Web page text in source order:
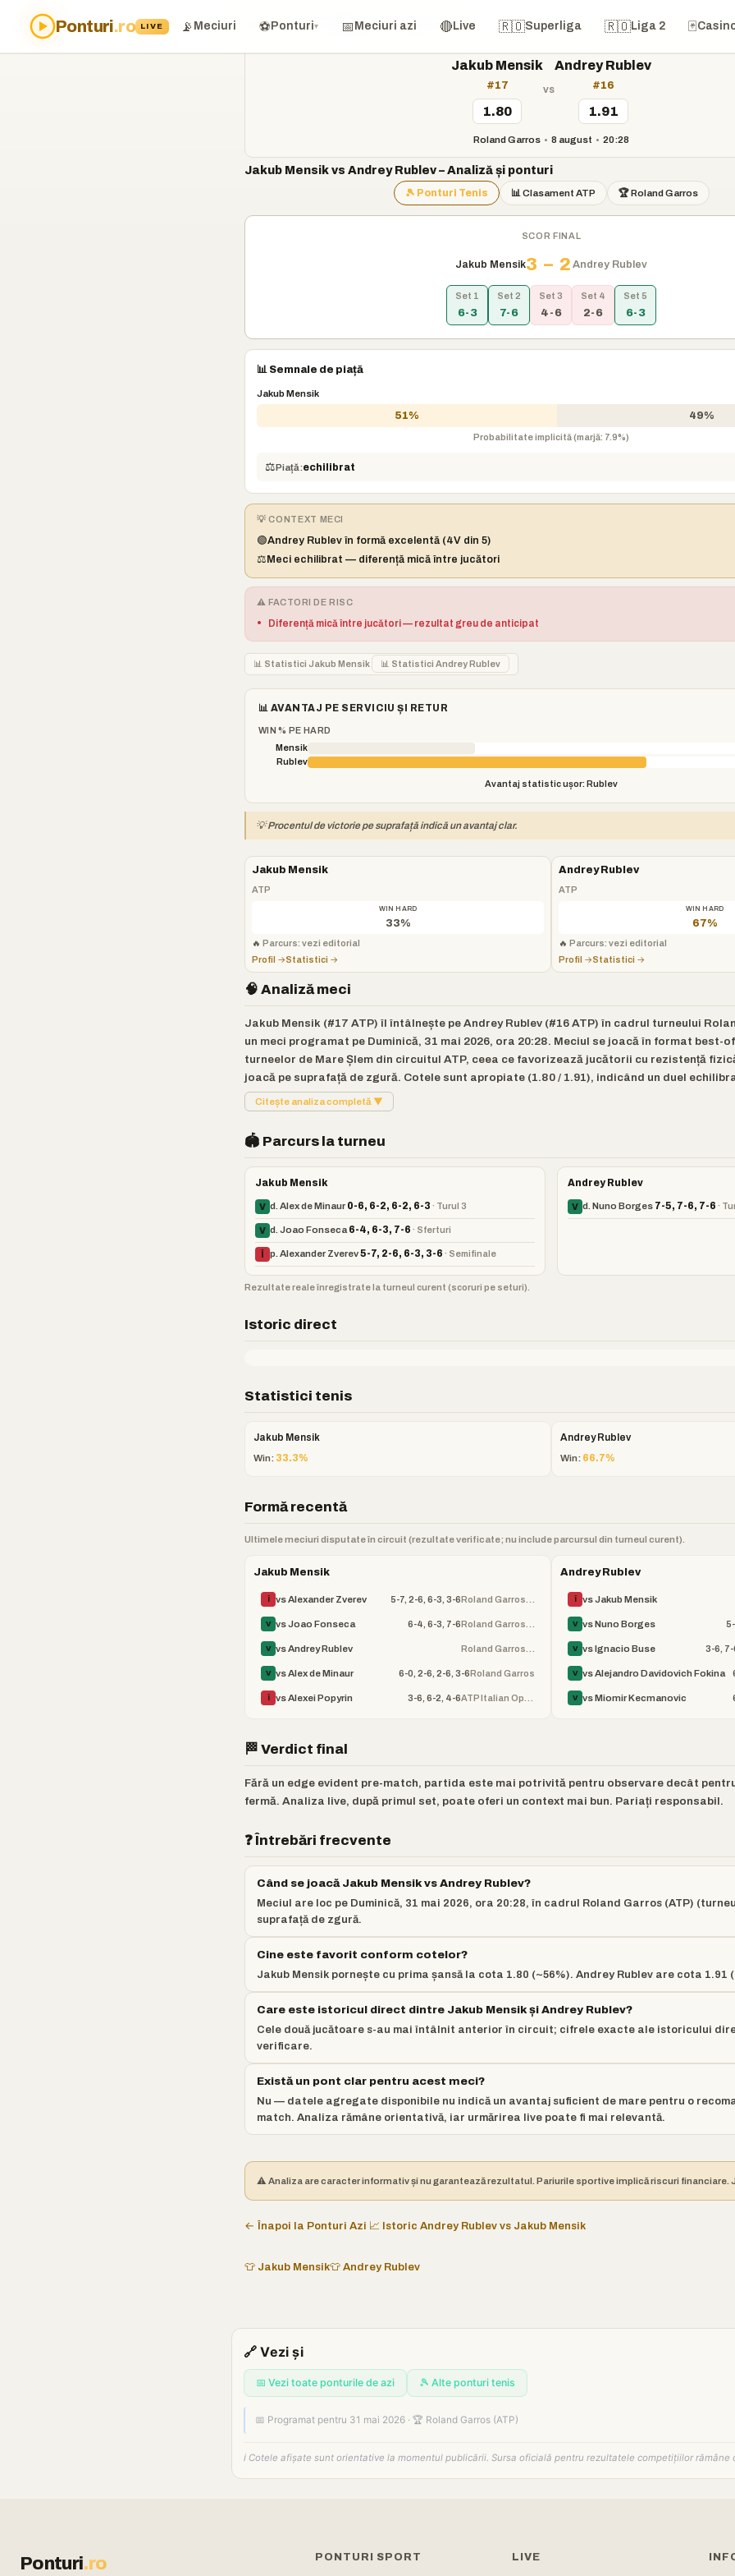
Ponturi.ro LIVE 📡 Meciuri ⚽ Ponturi▾ 📅 Meciuri azi 🔴 Live 🇷🇴Superliga 🇷🇴Liga 2 🃏
Acasă›Ponturi›Jakub Mensik vs Andrey Rublev
Jakub Mensik
#17
1.80
vs
Andrey Rublev
#16
1.91
Roland Garros • 8 august • 20:28
Jakub Mensik vs Andrey Rublev – Analiză și ponturi
🎾 Ponturi Tenis 📊 Clasament ATP 🏆 Roland Garros
SCOR FINAL
Jakub Mensik3 – 2 Andrey Rublev
Set 1
6-3
Set 2
7-6
Set 3
4-6
Set 4
2-6
Set 5
6-3
📊 Semnale de piață
Jakub Mensik
51% 49%
Probabilitate implicită (marjă: 7.9%)
⚖️Piață:echilibrat
💡 CONTEXT MECI
🟢Andrey Rublev în formă excelentă (4V din 5)
⚖️ Meci echilibrat — diferență mică între jucători
⚠️ FACTORI DE RISC
• Diferență mică între jucători — rezultat greu de anticipat
📊 Statistici Jakub Mensik 📊 Statistici Andrey Rublev
📊 AVANTAJ PE SERVICIU ȘI RETUR
WIN % PE HARD
Mensik
Rublev
Avantaj statistic ușor: Rublev
💡 Procentul de victorie pe suprafață indică un avantaj clar.
Jakub Mensik
ATP
WIN HARD
33%
🔥 Parcurs: vezi editorial
Profil →Statistici →
Andrey Rublev
ATP
WIN HARD
67%
🔥 Parcurs: vezi editorial
Profil →Statistici →
🧠 Analiză meci
Jakub Mensik (#17 ATP) îl întâlnește pe Andrey Rublev (#16 ATP) în cadrul turneului
un meci programat pe Duminică, 31 mai 2026, ora 20:28. Meciul se joacă în format best-
turneelor de Mare Șlem din circuitul ATP, ceea ce favorizează jucătorii cu rezistență
joacă pe suprafață de zgură. Cotele sunt apropiate (1.80 / 1.91), indicând un duel
Citește analiza completă ▼
🏟️ Parcurs la turneu
Jakub Mensik
V d. Alex de Minaur 0-6, 6-2, 6-2, 6-3 · Turul 3
V d. Joao Fonseca 6-4, 6-3, 7-6 · Sferturi
Î p. Alexander Zverev5-7, 2-6, 6-3, 3-6 · Semifinale
Andrey Rublev
V d. Nuno Borges 7-5, 7-6, 7-6 ·
Rezultate reale înregistrate la turneul curent (scoruri pe seturi).
Istoric direct
Statistici tenis
Jakub Mensik
Win: 33.3%
Andrey Rublev
Win: 66.7%
Formă recentă
Ultimele meciuri disputate în circuit (rezultate verificate; nu include parcursul din turneul curent).
Jakub Mensik
Î vs Alexander Zverev 5-7, 2-6, 6-3, 3-6
V vs Joao Fonseca 6-4, 6-3, 7-6
V vs Andrey Rublev
V vs Alex de Minaur 6-0, 2-6, 2-6, 3-6Roland Garros
Î vs Alexei Popyrin 3-6, 6-2, 4-6
Andrey Rublev
Î vs Jakub Mensik
V vs Nuno Borges
V vs Ignacio Buse 3-6, 7-
V vs Alejandro Davidovich Fokina
V vs Miomir Kecmanovic
🏁 Verdict final
Fără un edge evident pre-match, partida este mai potrivită pentru observare decât
fermă. Analiza live, după primul set, poate oferi un context mai bun. Pariați responsabil.
❓ Întrebări frecvente
Când se joacă Jakub Mensik vs Andrey Rublev?
Meciul are loc pe Duminică, 31 mai 2026, ora 20:28, în cadrul Roland Garros (ATP)
suprafață de zgură.
Cine este favorit conform cotelor?
Jakub Mensik pornește cu prima șansă la cota 1.80 (~56%). Andrey Rublev are cota 1.91
Care este istoricul direct dintre Jakub Mensik și Andrey Rublev?
Cele două jucătoare s-au mai întâlnit anterior în circuit; cifrele exacte ale istoricului
verificare.
Există un pont clar pentru acest meci?
Nu — datele agregate disponibile nu indică un avantaj suficient de mare pentru o
match. Analiza rămâne orientativă, iar urmărirea live poate fi mai relevantă.
⚠️ Analiza are caracter informativ și nu garantează rezultatul. Pariurile sportive implică riscuri financiare.
← Înapoi la Ponturi Azi 📈 Istoric Andrey Rublev vs Jakub Mensik
👕 Jakub Mensik👕 Andrey Rublev
🔗 Vezi și
📅 Vezi toate ponturile de azi 🎾 Alte ponturi tenis
📅 Programat pentru 31 mai 2026 · 🏆 Roland Garros (ATP)
ℹ️ Cotele afișate sunt orientative la momentul publicării. Sursa oficială pentru rezultatele competițiilor rămâne
Ponturi.ro PONTURI SPORT LIVE